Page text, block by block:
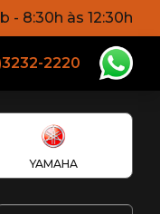
- 8:30h às 12:30h
2220
YAMAHA